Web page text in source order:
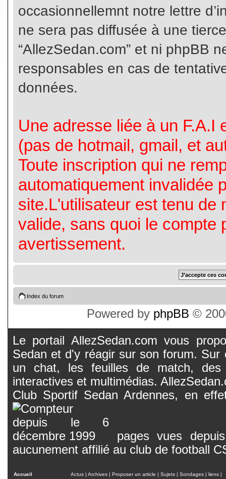
occasionnellemnt notre lettre
ne sera pas diffusée à une
“AllezSedan.com” et ni phpBB
responsables en cas de
données.
Une adresse liée à un F.A.I
(pas de hotmail, gmail, et
Toute inscription qui ne
automatiquement invalidée
site.L'utilisateur est tenu de
valide, sans quoi le compte
avertissement.
Index du forum
Powered by phpBB ©
Le portail AllezSedan.com vous
Sedan et d'y réagir sur son forum.
un chat, les feuilles de match, des
interactives et multimédias.
Club Sportif Sedan Ardennes, en
pages vues
aucunement affilié au club de football
Accueil Actus | Archives | Proposer un article | Sujets | Sondages | liens |